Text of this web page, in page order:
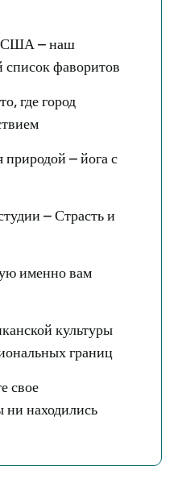
США – наш
фаворитов
где город
природой – йога с
– Страсть и
именно вам
культуры
границ
свое
ни находились